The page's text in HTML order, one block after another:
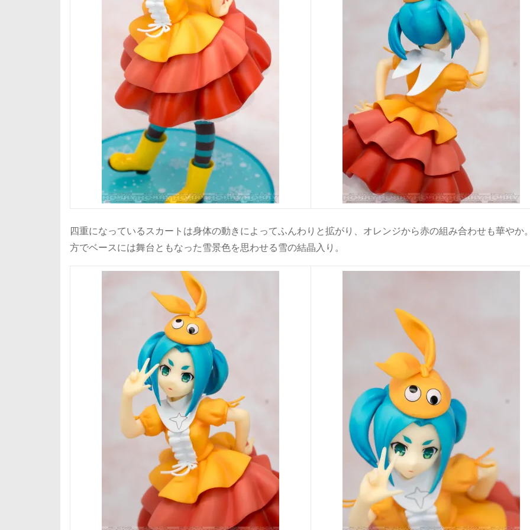
四重になっているスカートは身体の動きによってふんわりと拡がり、オレンジから赤の組み合わせも華やか
方でベースには舞台ともなった雪景色を思わせる雪の結晶入り。